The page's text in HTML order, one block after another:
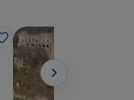
J’aime